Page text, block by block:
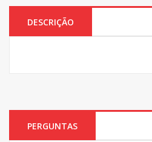
DESCRIÇÃO
PERGUNTAS